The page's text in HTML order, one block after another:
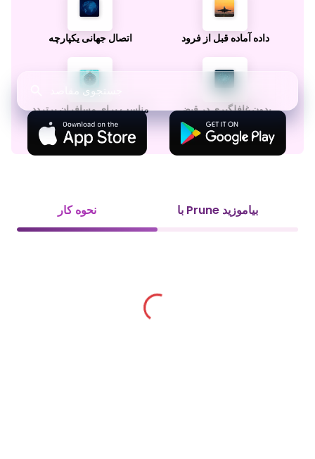
اتصال جهانی یکپارچه داده آماده قبل از فرود
مناسب برای مسافران پرتردد
بدون غافلگیری در قبض
رومینگ
نحوه کار با Prune بیاموزید